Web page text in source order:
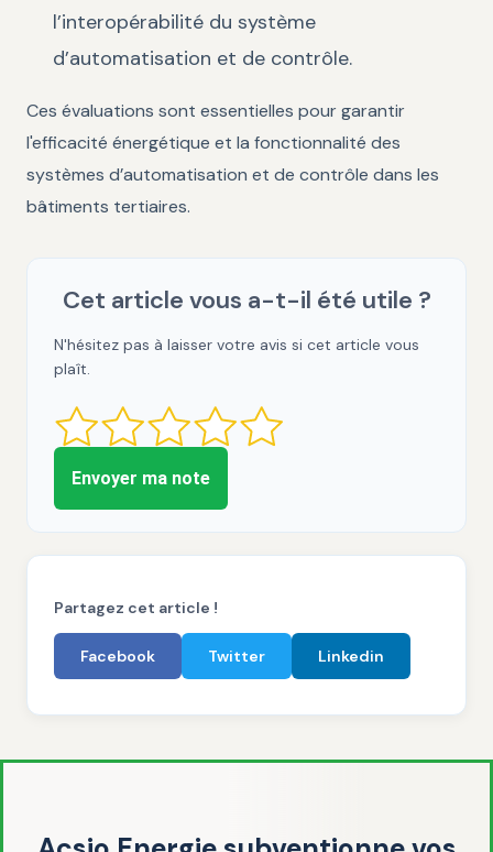
l’interopérabilité du système
d’automatisation et de contrôle.
Ces évaluations sont essentielles pour garantir
l'efficacité énergétique et la fonctionnalité des
systèmes d’automatisation et de contrôle dans les
bâtiments tertiaires.
Cet article vous a-t-il été utile ?
N'hésitez pas à laisser votre avis si cet article vous
plaît.
Envoyer ma note
Partagez cet article !
Facebook Twitter Linkedin